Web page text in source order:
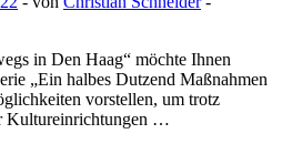
in Den Haag“ möchte Ihnen
„Ein halbes Dutzend Maßnahmen
vorstellen, um trotz
Kultureinrichtungen …